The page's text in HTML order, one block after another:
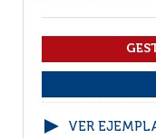
VER